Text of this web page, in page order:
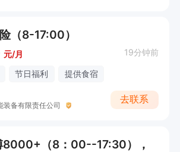
（8-17:00）
元/月 19分钟前
节日福利 提供食宿
装备有限责任公司
去联系
8000+（8：00--17:30），